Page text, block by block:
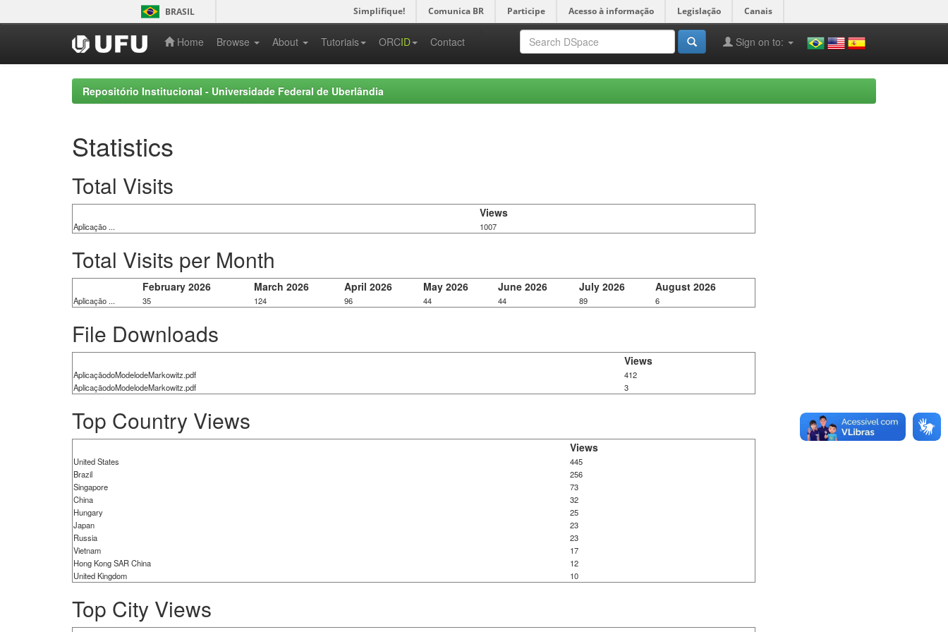
navigation
BRASIL Simplifique! Comunica BR Participe Acesso à informação Legislação Canais
Home Browse About Tutoriais ORCID Contact Sign on to:
Repositório Institucional - Universidade Federal de Uberlândia
Statistics
Total Visits
Views
Aplicação ... 1007
Total Visits per Month
February 2026 March 2026 April 2026 May 2026 June 2026 July 2026 August 2026
Aplicação ... 35 124 96 44 44 89 6
File Downloads
Views
AplicaçãodoModelodeMarkowitz.pdf
412
AplicaçãodoModelodeMarkowitz.pdf
3
Top Country Views
Views
United States
445
Brazil
256
Singapore
73
China
32
Hungary
25
Japan
23
Russia
23
Vietnam
17
Hong Kong SAR China
12
United Kingdom
10
Top City Views